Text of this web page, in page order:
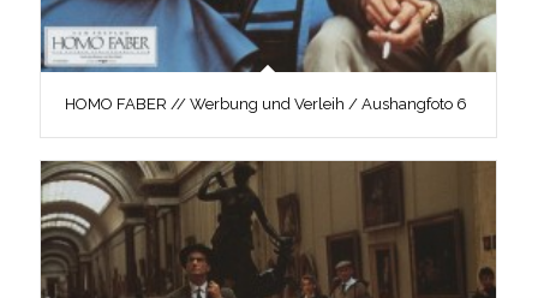
HOMO FABER // Werbung und Verleih / Aushangfoto 6